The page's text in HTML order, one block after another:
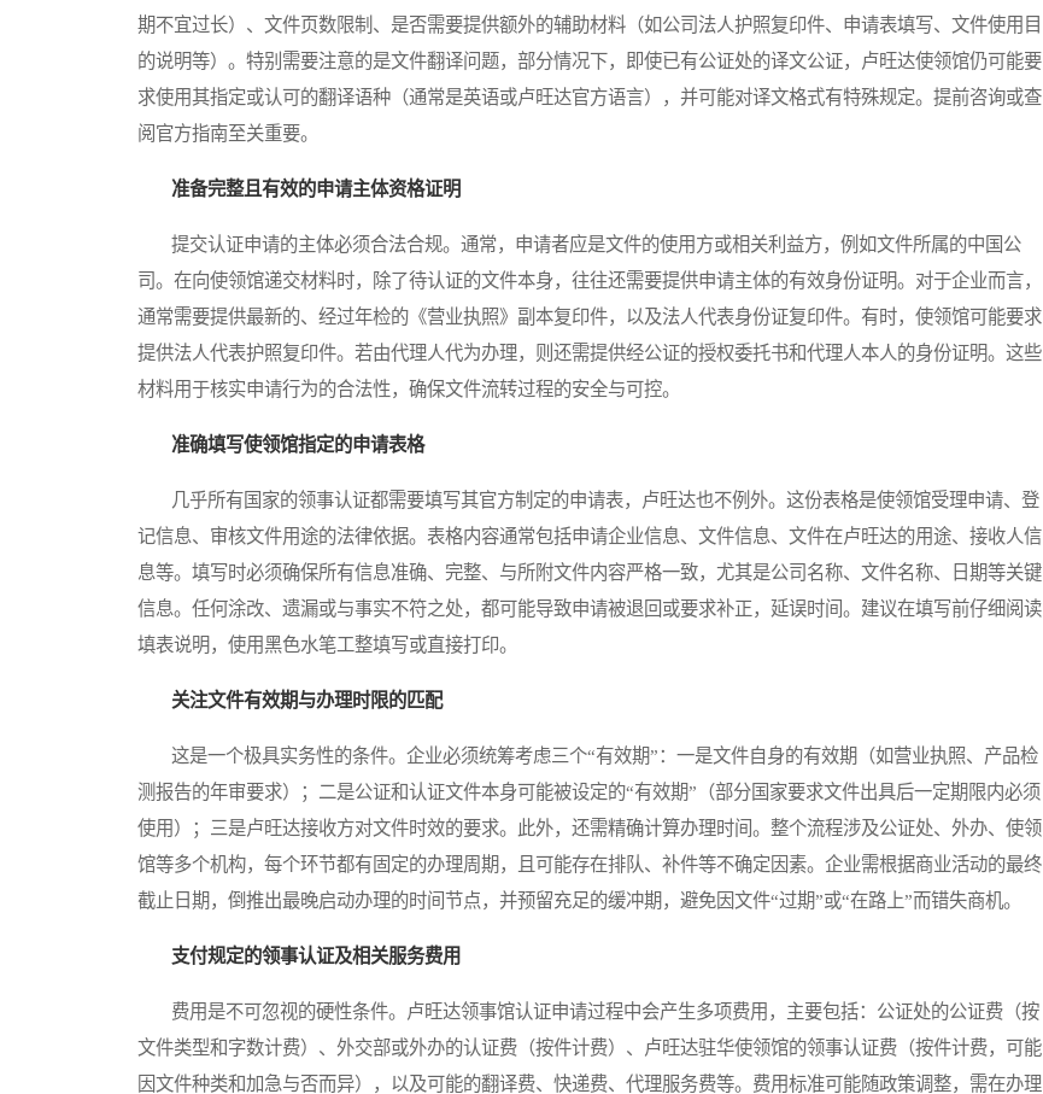
期不宜过长）、文件页数限制、是否需要提供额外的辅助材料（如公司法人护照复印件、申请表填写、文件使用目
的说明等）。特别需要注意的是文件翻译问题，部分情况下，即使已有公证处的译文公证，卢旺达使领馆仍可能要
求使用其指定或认可的翻译语种（通常是英语或卢旺达官方语言），并可能对译文格式有特殊规定。提前咨询或查
阅官方指南至关重要。
准备完整且有效的申请主体资格证明
提交认证申请的主体必须合法合规。通常，申请者应是文件的使用方或相关利益方，例如文件所属的中国公
司。在向使领馆递交材料时，除了待认证的文件本身，往往还需要提供申请主体的有效身份证明。对于企业而言，
通常需要提供最新的、经过年检的《营业执照》副本复印件，以及法人代表身份证复印件。有时，使领馆可能要求
提供法人代表护照复印件。若由代理人代为办理，则还需提供经公证的授权委托书和代理人本人的身份证明。这些
材料用于核实申请行为的合法性，确保文件流转过程的安全与可控。
准确填写使领馆指定的申请表格
几乎所有国家的领事认证都需要填写其官方制定的申请表，卢旺达也不例外。这份表格是使领馆受理申请、登
记信息、审核文件用途的法律依据。表格内容通常包括申请企业信息、文件信息、文件在卢旺达的用途、接收人信
息等。填写时必须确保所有信息准确、完整、与所附文件内容严格一致，尤其是公司名称、文件名称、日期等关键
信息。任何涂改、遗漏或与事实不符之处，都可能导致申请被退回或要求补正，延误时间。建议在填写前仔细阅读
填表说明，使用黑色水笔工整填写或直接打印。
关注文件有效期与办理时限的匹配
这是一个极具实务性的条件。企业必须统筹考虑三个“有效期”：一是文件自身的有效期（如营业执照、产品检
测报告的年审要求）；二是公证和认证文件本身可能被设定的“有效期”（部分国家要求文件出具后一定期限内必须
使用）；三是卢旺达接收方对文件时效的要求。此外，还需精确计算办理时间。整个流程涉及公证处、外办、使领
馆等多个机构，每个环节都有固定的办理周期，且可能存在排队、补件等不确定因素。企业需根据商业活动的最终
截止日期，倒推出最晚启动办理的时间节点，并预留充足的缓冲期，避免因文件“过期”或“在路上”而错失商机。
支付规定的领事认证及相关服务费用
费用是不可忽视的硬性条件。卢旺达领事馆认证申请过程中会产生多项费用，主要包括：公证处的公证费（按
文件类型和字数计费）、外交部或外办的认证费（按件计费）、卢旺达驻华使领馆的领事认证费（按件计费，可能
因文件种类和加急与否而异），以及可能的翻译费、快递费、代理服务费等。费用标准可能随政策调整，需在办理